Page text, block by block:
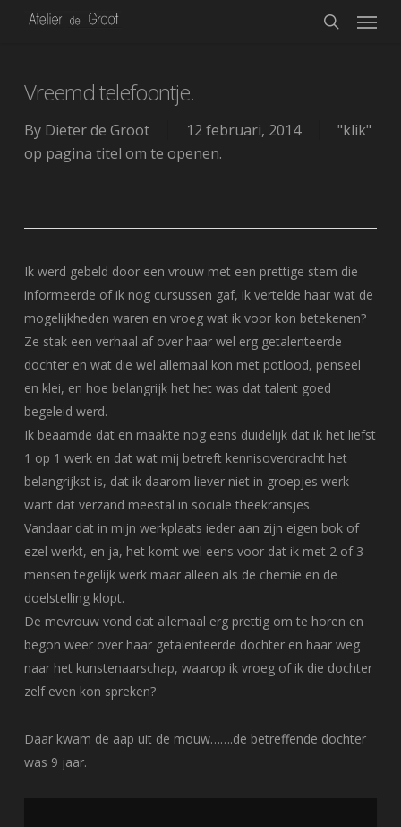
Menu
Vreemd telefoontje.
By Dieter de Groot 12 februari, 2014
"klik"
op pagina titel om te openen.
Ik werd gebeld door een vrouw met een prettige stem die
informeerde of ik nog cursussen gaf, ik vertelde haar wat de
mogelijkheden waren en vroeg wat ik voor kon betekenen?
Ze stak een verhaal af over haar wel erg getalenteerde
dochter en wat die wel allemaal kon met potlood, penseel
en klei, en hoe belangrijk het het was dat talent goed
begeleid werd.
Ik beaamde dat en maakte nog eens duidelijk dat ik het liefst
1 op 1 werk en dat wat mij betreft kennisoverdracht het
belangrijkst is, dat ik daarom liever niet in groepjes werk
want dat verzand meestal in sociale theekransjes.
Vandaar dat in mijn werkplaats ieder aan zijn eigen bok of
ezel werkt, en ja, het komt wel eens voor dat ik met 2 of 3
mensen tegelijk werk maar alleen als de chemie en de
doelstelling klopt.
De mevrouw vond dat allemaal erg prettig om te horen en
begon weer over haar getalenteerde dochter en haar weg
naar het kunstenaarschap, waarop ik vroeg of ik die dochter
zelf even kon spreken?
Daar kwam de aap uit de mouw…….de betreffende dochter
was 9 jaar.